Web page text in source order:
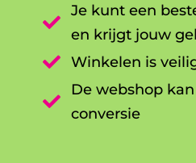

Je kunt een
en krijgt jouw

Winkelen is

De webshop
conversie